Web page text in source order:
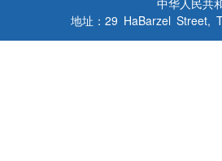
中华人民共
地址：29 HaBarzel Street,